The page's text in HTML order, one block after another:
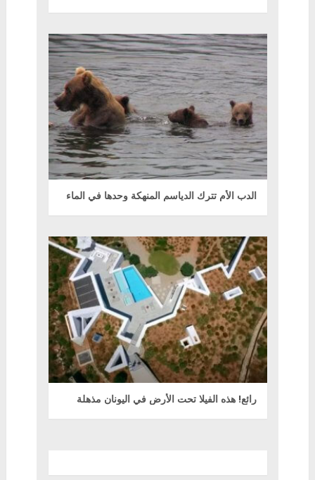
الدب الأم تترك الدياسم المنهكة وحدها في الماء
رائع! هذه الفيلا تحت الأرض في اليونان مذهلة